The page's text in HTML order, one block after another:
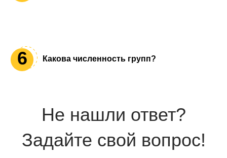
педагогами, и мы гарантируем качество
преподавания.
6 Какова численность групп?
небольшие группы численностью не более 6 человек.
Не нашли ответ?
Задайте свой вопрос!